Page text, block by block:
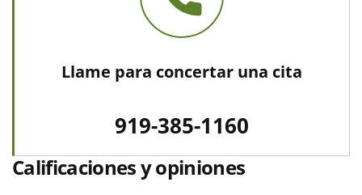
Llame para concertar una cita
919-385-1160
Calificaciones y opiniones